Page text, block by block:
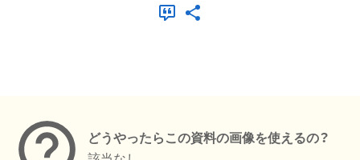
どうやったらこの資料の画像を使えるの？